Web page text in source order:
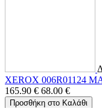
XEROX 006R01124
165.90 € 68.00 €
Προσθήκη στο Καλάθι